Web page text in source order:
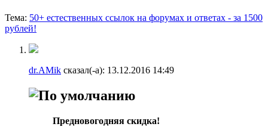
Тема: 50+ естественных ссылок на форумах и ответах - за 1500
рублей!
dr.AMik сказал(-а): 13.12.2016 14:49
Предновогодняя скидка!